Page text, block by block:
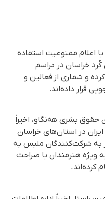
اعلام ممنوعیت استفاده
خراسان در مراسم
و شماری از فعالین و
قرار داده‌اند.
بشری هه‌نگاو، اخیراً
در استان‌های خراسان
به شرکت‌کنندگان ملبس به
ویژه هنرمندان با صراحت
کرده‌اند.